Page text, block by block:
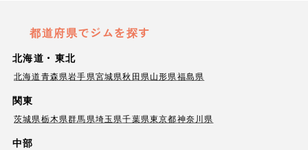
都道府県でジムを探す
北海道・東北
北海道青森県岩手県宮城県秋田県山形県福島県
関東
茨城県栃木県群馬県埼玉県千葉県東京都神奈川県
中部